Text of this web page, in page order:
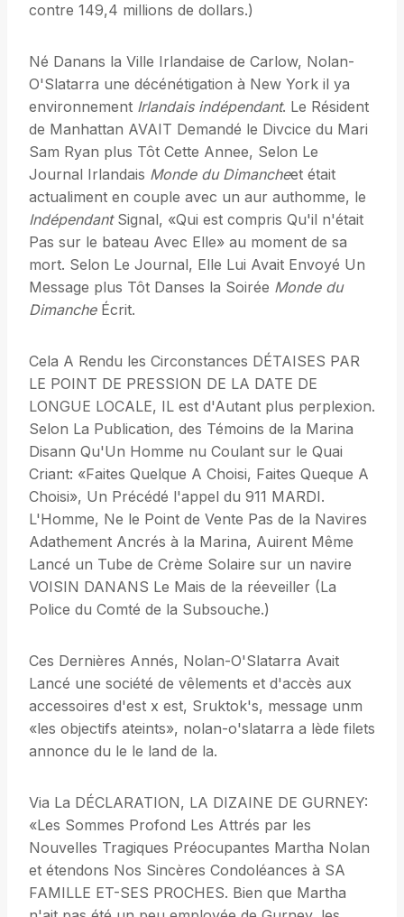
contre 149,4 millions de dollars.)
Né Danans la Ville Irlandaise de Carlow, Nolan-
O'Slatarra une décénétigation à New York il ya
environnement Irlandais indépendant. Le Résident
de Manhattan AVAIT Demandé le Divcice du Mari
Sam Ryan plus Tôt Cette Annee, Selon Le
Journal Irlandais Monde du Dimancheet était
actualiment en couple avec un aur authomme, le
IndépendantSignal, «Qui est compris Qu'il n'était
Pas sur le bateau Avec Elle» au moment de sa
mort. Selon Le Journal, Elle Lui Avait Envoyé Un
Message plus Tôt Danses la Soirée Monde du
DimancheÉcrit.
Cela A Rendu les Circonstances DÉTAISES PAR
LE POINT DE PRESSION DE LA DATE DE
LONGUE LOCALE, IL est d'Autant plus perplexion.
Selon La Publication, des Témoins de la Marina
Disann Qu'Un Homme nu Coulant sur le Quai
Criant: «Faites Quelque A Choisi, Faites Queque A
Choisi», Un Précédé l'appel du 911 MARDI.
L'Homme, Ne le Point de Vente Pas de la Navires
Adathement Ancrés à la Marina, Auirent Même
Lancé un Tube de Crème Solaire sur un navire
VOISIN DANANS Le Mais de la réeveiller (La
Police du Comté de la Subsouche.)
Ces Dernières Annés, Nolan-O'Slatarra Avait
Lancé une société de vêlements et d'accès aux
accessoires d'est x est, Sruktok's, message unm
«les objectifs ateints», nolan-o'slatarra a lède filets
annonce du le le land de la.
Via La DÉCLARATION, LA DIZAINE DE GURNEY:
«Les Sommes Profond Les Attrés par les
Nouvelles Tragiques Préocupantes Martha Nolan
et étendons Nos Sincères Condoléances à SA
FAMILLE ET-SES PROCHES. Bien que Martha